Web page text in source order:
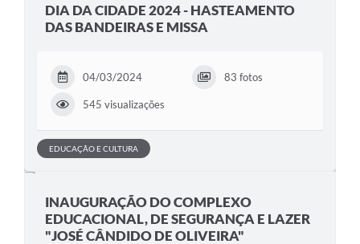
DIA DA CIDADE 2024 - HASTEAMENTO
DAS BANDEIRAS E MISSA
04/03/2024 83 fotos
545 visualizações
EDUCAÇÃO E CULTURA
INAUGURAÇÃO DO COMPLEXO
EDUCACIONAL, DE SEGURANÇA E LAZER
"JOSÉ CÂNDIDO DE OLIVEIRA"